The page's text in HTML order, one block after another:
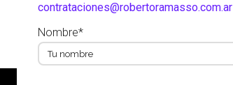
contrataciones@robertoramasso.com.ar
Nombre*